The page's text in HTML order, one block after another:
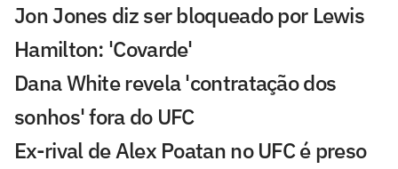
Jon Jones diz ser bloqueado por Lewis
Hamilton: 'Covarde'
Dana White revela 'contratação dos
sonhos' fora do UFC
Ex-rival de Alex Poatan no UFC é preso